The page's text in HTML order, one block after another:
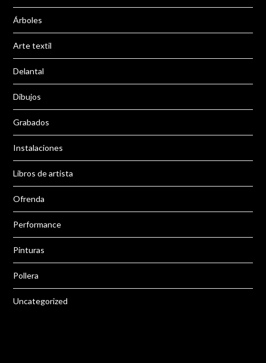
Árboles
Arte textil
Delantal
Dibujos
Grabados
Instalaciones
Libros de artista
Ofrenda
Performance
Pinturas
Pollera
Uncategorized